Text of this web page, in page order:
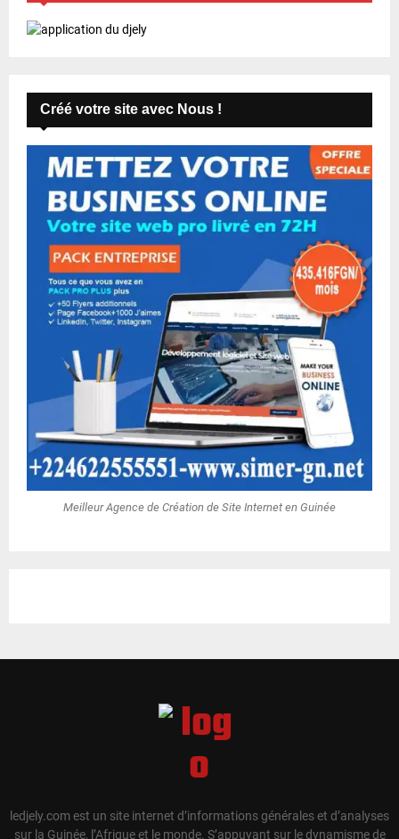
Créé votre site avec Nous !
Meilleur Agence de Création de Site Internet en Guinée
ledjely.com est un site internet d’informations générales et d’analyses
sur la Guinée, l’Afrique et le monde. S’appuyant sur le dynamisme de